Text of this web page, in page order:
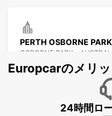
PERTH OSBORNE PARK
OSBORNE PARK -
Europcarのメリッ
24時間ロ